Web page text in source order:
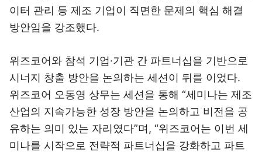
이터 관리 등 제조 기업이 직면한 문제의 핵심 해결
방안임을 강조했다.
위즈코어와 참석 기업·기관 간 파트너십을 기반으로
시너지 창출 방안을 논의하는 세션이 뒤를 이었다.
위즈코어 오동영 상무는 세션을 통해 “세미나는 제조
산업의 지속가능한 성장 방안을 논의하고 비전을 공
유하는 의미 있는 자리였다”며, “위즈코어는 이번 세
미나를 시작으로 전략적 파트너십을 강화하고 파트